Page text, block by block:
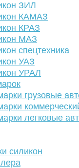
ЗИЛ
КАМАЗ
КРАЗ
МАЗ
спецтехника
УАЗ
УРАЛ
грузовые
легковые
силикон